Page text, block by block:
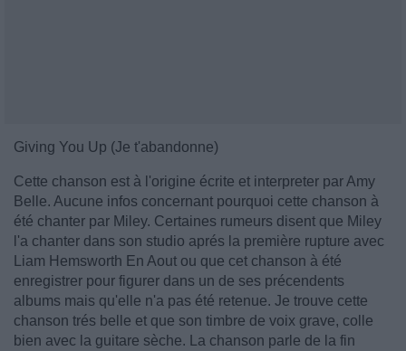
Giving You Up (Je t'abandonne)
Cette chanson est à l'origine écrite et interpreter par Amy
Belle. Aucune infos concernant pourquoi cette chanson à
été chanter par Miley. Certaines rumeurs disent que Miley
l'a chanter dans son studio aprés la première rupture avec
Liam Hemsworth En Aout ou que cet chanson à été
enregistrer pour figurer dans un de ses précendents
albums mais qu'elle n'a pas été retenue. Je trouve cette
chanson trés belle et que son timbre de voix grave, colle
bien avec la guitare sèche. La chanson parle de la fin